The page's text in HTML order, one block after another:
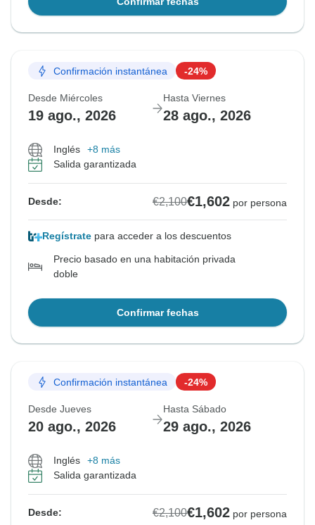
Confirmación instantánea -24%
Desde Miércoles
19 ago., 2026
Hasta Viernes
28 ago., 2026
Inglés
+8 más
Salida garantizada
Desde: €2,100€1,602 por persona
Regístrate para acceder a los descuentos
Precio basado en una habitación privada
doble
Confirmar fechas
Confirmación instantánea -24%
Desde Jueves
20 ago., 2026
Hasta Sábado
29 ago., 2026
Inglés
+8 más
Salida garantizada
Desde: €2,100€1,602 por persona